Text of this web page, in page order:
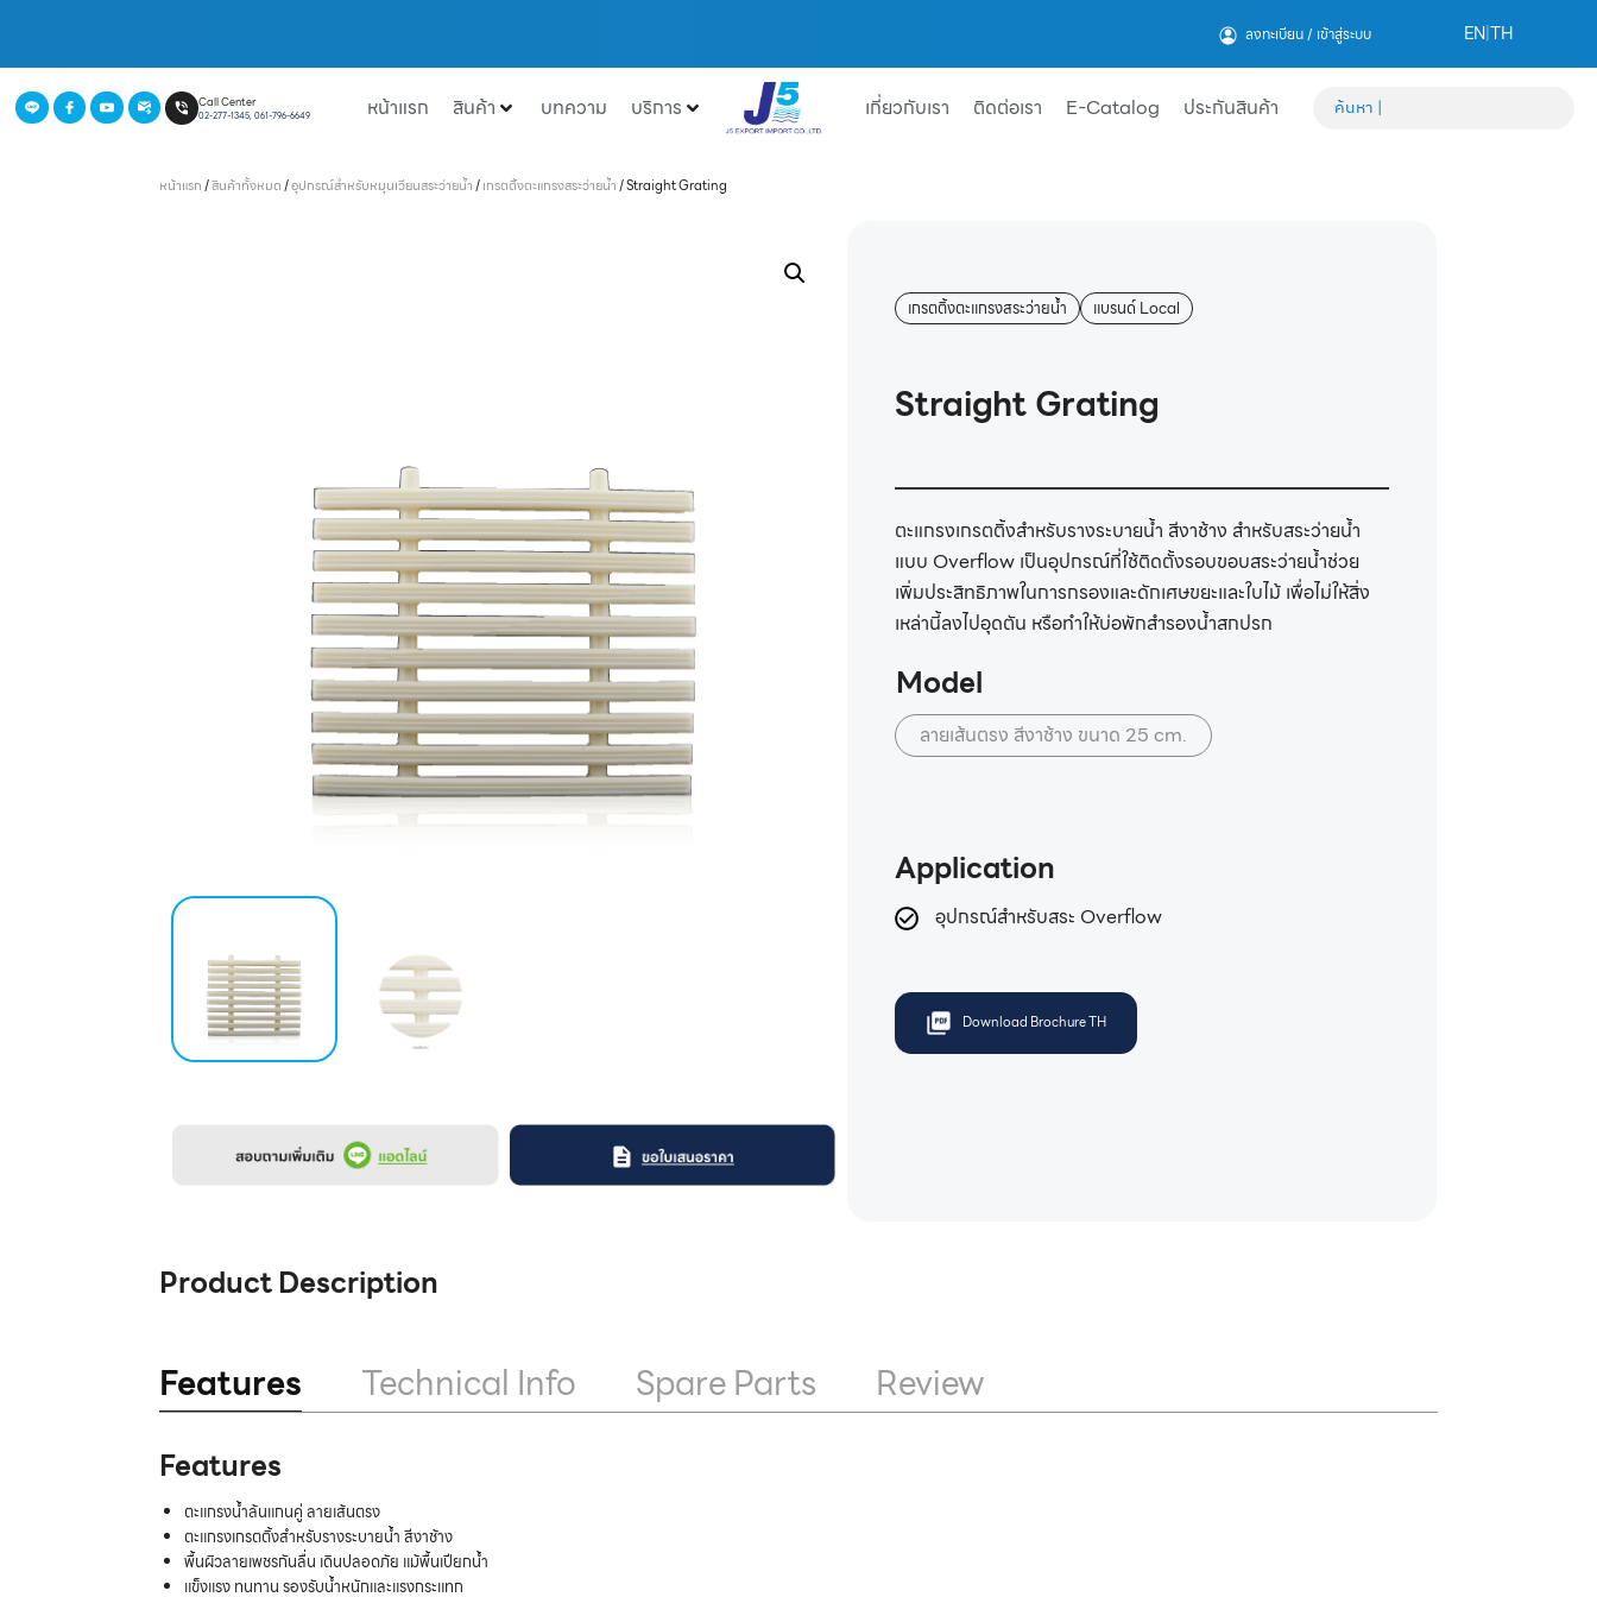
ลงทะเบียน / เข้าสู่ระบบ EN|TH
Call Center
02-277-1345, 061-796-6649 หน้าแรก สินค้า บทความ บริการ เกี่ยวกับเรา ติดต่อเรา E-Catalog ประกันสินค้า
หน้าแรก/สินค้าทั้งหมด/อุปกรณ์สำหรับหมุนเวียนสระว่ายน้ำ/เกรตติ้งตะแกรงสระว่ายน้ำ/Straight Grating
เกรตติ้งตะแกรงสระว่ายน้ำ แบรนด์ Local
Straight Grating
ตะแกรงเกรตติ้งสำหรับรางระบายน้ำ สีงาช้าง สำหรับสระว่ายน้ำ
แบบ Overflow เป็นอุปกรณ์ที่ใช้ติดตั้งรอบขอบสระว่ายน้ำช่วย
เพิ่มประสิทธิภาพในการกรองและดักเศษขยะและใบไม้ เพื่อไม่ให้สิ่ง
เหล่านี้ลงไปอุดตัน หรือทำให้บ่อพักสำรองน้ำสกปรก
Model
ลายเส้นตรง สีงาช้าง ขนาด 25 cm.
Application
อุปกรณ์สำหรับสระ Overflow
Download Brochure TH
Product Description
Features Technical Info Spare Parts Review
Features
ตะแกรงน้ำล้นแกนคู่ ลายเส้นตรง
ตะแกรงเกรตติ้งสำหรับรางระบายน้ำ สีงาช้าง
พื้นผิวลายเพชรกันลื่น เดินปลอดภัย แม้พื้นเปียกน้ำ
แข็งแรง ทนทาน รองรับน้ำหนักและแรงกระแทก